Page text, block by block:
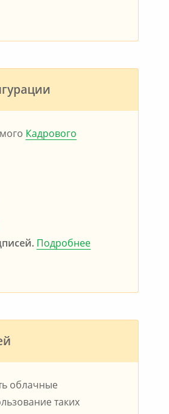
Кадрового
Подробнее
облачные
таких